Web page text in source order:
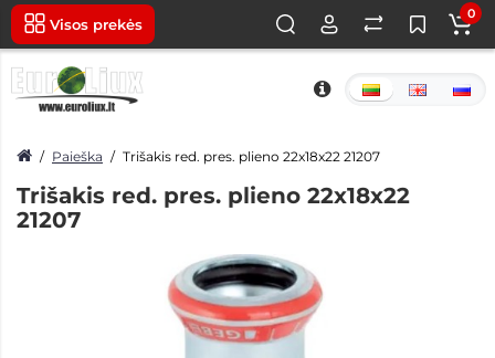
Visos prekės
0
Paieška Trišakis red. pres. plieno 22x18x22 21207
Trišakis red. pres. plieno 22x18x22
21207